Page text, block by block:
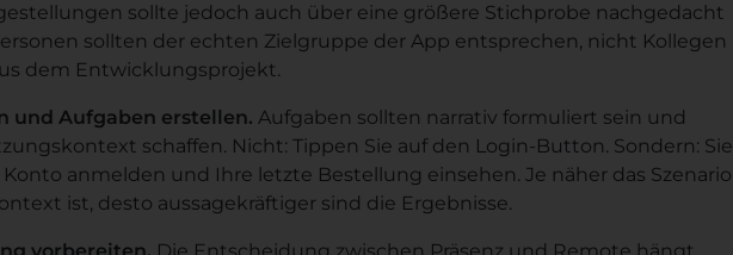
sollte jedoch auch über eine größere Stichprobe nachgedacht
sollten der echten Zielgruppe der App entsprechen, nicht Kollegen
dem Entwicklungsprojekt.
und Aufgaben erstellen. Aufgaben sollten narrativ formuliert sein und
schaffen. Nicht: Tippen Sie auf den Login-Button. Sondern: Sie
anmelden und Ihre letzte Bestellung einsehen. Je näher das Szenario
ist, desto aussagekräftiger sind die Ergebnisse.